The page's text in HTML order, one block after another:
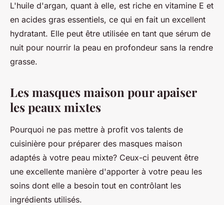
L'huile d'argan, quant à elle, est riche en vitamine E et
en acides gras essentiels, ce qui en fait un excellent
hydratant. Elle peut être utilisée en tant que sérum de
nuit pour nourrir la peau en profondeur sans la rendre
grasse.
Les masques maison pour apaiser
les peaux mixtes
Pourquoi ne pas mettre à profit vos talents de
cuisinière pour préparer des masques maison
adaptés à votre peau mixte? Ceux-ci peuvent être
une excellente manière d'apporter à votre peau les
soins dont elle a besoin tout en contrôlant les
ingrédients utilisés.